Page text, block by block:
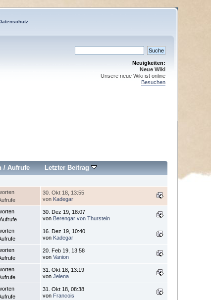
Neuigkeiten:
Neue Wiki
Unsere neue Wiki ist online
Besuchen
/ Aufrufe Letzter Beitrag
30. Okt 18, 13:55
von Kadegar
30. Dez 19, 18:07
von Berengar von Thurstein
16. Dez 19, 10:40
von Kadegar
20. Feb 19, 13:58
vonVanion
31. Okt 18, 13:19
vonJelena
31. Okt 18, 08:38
von Francois